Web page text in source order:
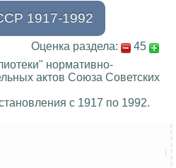
1917-1992
Оценка раздела:
45
нормативно-
актов Союза Советских
с 1917 по 1992.